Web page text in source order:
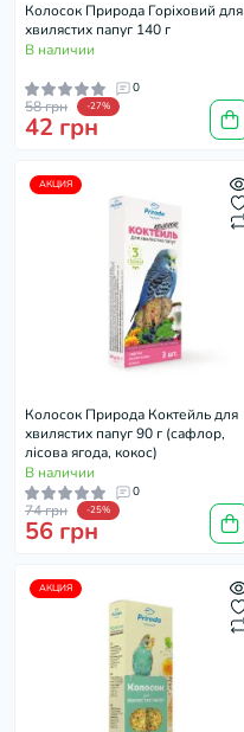
Колосок Природа Горіховий для
хвилястих папуг 140 г
В наличии
0
58 грн -27%
42 грн
АКЦИЯ
Колосок Природа Коктейль для
хвилястих папуг 90 г (сафлор,
лісова ягода, кокос)
В наличии
0
74 грн -25%
56 грн
АКЦИЯ